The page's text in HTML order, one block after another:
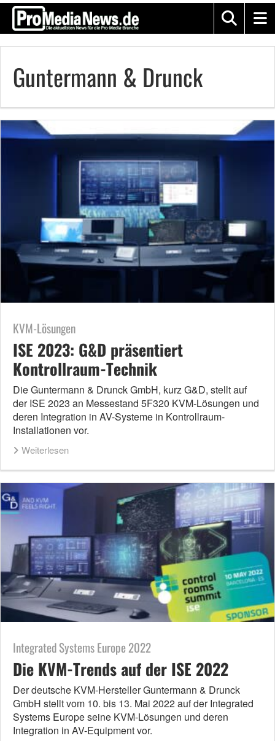
Guntermann & Drunck
KVM-Lösungen
ISE 2023: G&D präsentiert
Kontrollraum-Technik
Die Guntermann & Drunck GmbH, kurz G&D, stellt auf
der ISE 2023 an Messestand 5F320 KVM-Lösungen und
deren Integration in AV-Systeme in Kontrollraum-
Installationen vor.
Weiterlesen
Integrated Systems Europe 2022
Die KVM-Trends auf der ISE 2022
Der deutsche KVM-Hersteller Guntermann & Drunck
GmbH stellt vom 10. bis 13. Mai 2022 auf der Integrated
Systems Europe seine KVM-Lösungen und deren
Integration in AV-Equipment vor.